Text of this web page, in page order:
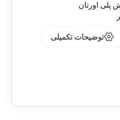
پلی اورتان
توضیحات تکمیلی